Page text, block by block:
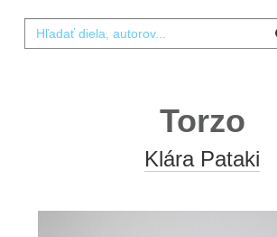
Torzo
Klára Pataki